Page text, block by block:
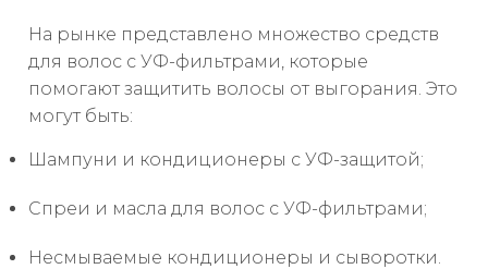
На рынке представлено множество средств
для волос с УФ-фильтрами, которые
помогают защитить волосы от выгорания. Это
могут быть:
Шампуни и кондиционеры с УФ-защитой;
Спреи и масла для волос с УФ-фильтрами;
Несмываемые кондиционеры и сыворотки.